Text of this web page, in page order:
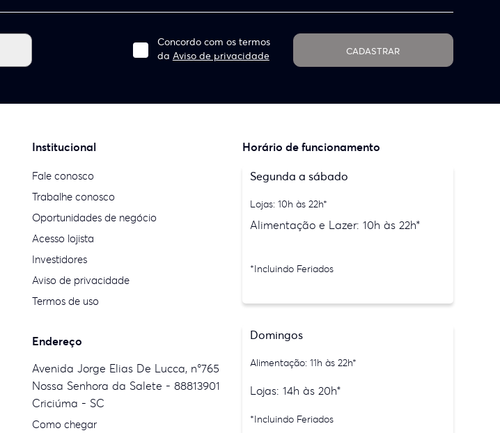
Concordo com os termos
da Aviso de privacidade CADASTRAR
Institucional
Fale conosco
Trabalhe conosco
Oportunidades de negócio
Acesso lojista
Investidores
Aviso de privacidade
Termos de uso
Endereço
Avenida Jorge Elias De Lucca, n°765
Nossa Senhora da Salete - 88813901
Criciúma - SC
Como chegar
Horário de funcionamento
Segunda a sábado
Lojas: 10h às 22h*
Alimentação e Lazer: 10h às 22h*
*Incluindo Feriados
Domingos
Alimentação: 11h às 22h*
Lojas: 14h às 20h*
*Incluindo Feriados